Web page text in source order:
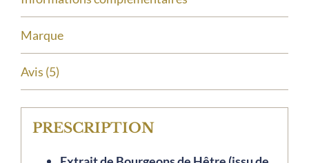
Marque
Avis (5)
PRESCRIPTION